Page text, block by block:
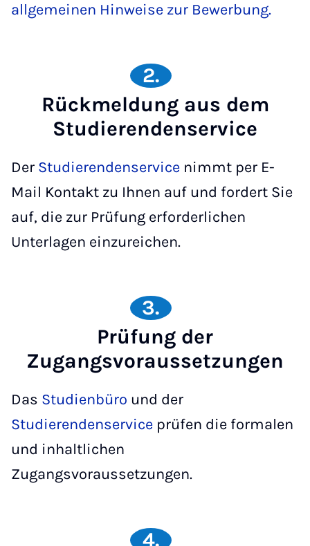
allgemeinen Hinweise zur Bewerbung.
2.
Rückmeldung aus dem
Studierendenservice
Der Studierendenservice nimmt per E-
Mail Kontakt zu Ihnen auf und fordert Sie
auf, die zur Prüfung erforderlichen
Unterlagen einzureichen.
3.
Prüfung der
Zugangsvoraussetzungen
Das Studienbüro und der
Studierendenservice prüfen die formalen
und inhaltlichen
Zugangsvoraussetzungen.
4.